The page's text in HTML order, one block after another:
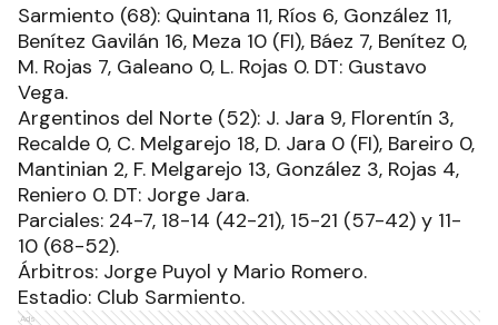
Sarmiento (68): Quintana 11, Ríos 6, González 11,
Benítez Gavilán 16, Meza 10 (FI), Báez 7, Benítez 0,
M. Rojas 7, Galeano 0, L. Rojas 0. DT: Gustavo
Vega.
Argentinos del Norte (52): J. Jara 9, Florentín 3,
Recalde 0, C. Melgarejo 18, D. Jara 0 (FI), Bareiro 0,
Mantinian 2, F. Melgarejo 13, González 3, Rojas 4,
Reniero 0. DT: Jorge Jara.
Parciales: 24-7, 18-14 (42-21), 15-21 (57-42) y 11-
10 (68-52).
Árbitros: Jorge Puyol y Mario Romero.
Estadio: Club Sarmiento.
Ads